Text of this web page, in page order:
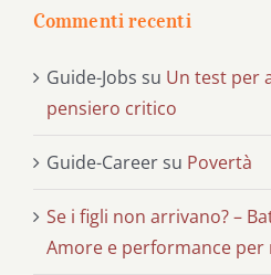
Commenti recenti
Guide-Jobs su Un test per
pensiero critico
Guide-Career su Povertà
Se i figli non arrivano? –
Amore e performance per